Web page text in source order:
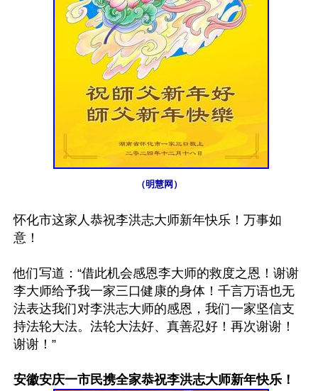
（明慧网）
怀化市这家人恭祝李洪志大师新年快乐！万事如
意！
他们写道：“借此机会感恩李大师的救度之恩！谢谢
李大师给予我一家三口健康的身体！千言万语也无
法表达我们对李洪志大师的感恩，我们一家坚信支
持法轮大法。法轮大法好、真善忍好！再次谢谢！
谢谢！”
安徽安庆一市民携全家恭祝李洪志大师新年快乐！